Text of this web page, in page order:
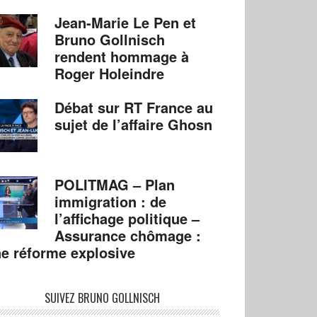
Jean-Marie Le Pen et
Bruno Gollnisch
rendent hommage à
Roger Holeindre
Débat sur RT France au
sujet de l’affaire Ghosn
POLITMAG – Plan
immigration : de
l’affichage politique –
Assurance chômage :
réforme explosive
SUIVEZ BRUNO GOLLNISCH